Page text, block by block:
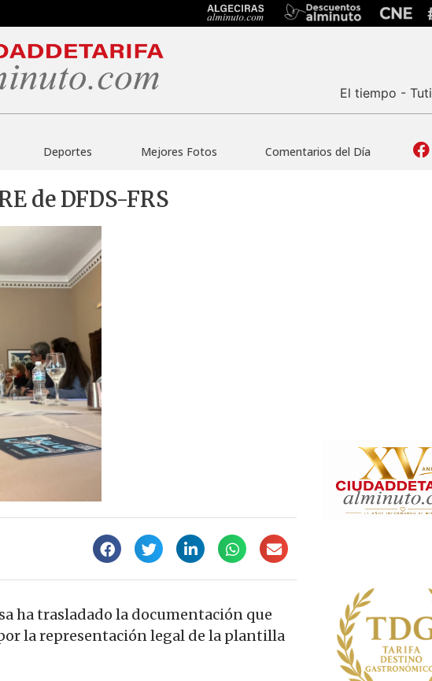
El tiempo -
Deportes Mejores Fotos Comentarios del Día
de DFDS-FRS
ha trasladado la documentación que
la representación legal de la plantilla